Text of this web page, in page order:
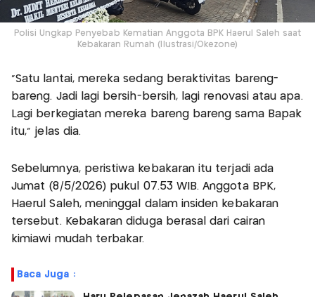
Polisi Ungkap Penyebab Kematian Anggota BPK Haerul Saleh saat
Kebakaran Rumah (Ilustrasi/Okezone)
"Satu lantai, mereka sedang beraktivitas bareng-
bareng. Jadi lagi bersih-bersih, lagi renovasi atau apa.
Lagi berkegiatan mereka bareng bareng sama Bapak
itu," jelas dia.
Sebelumnya, peristiwa kebakaran itu terjadi ada
Jumat (8/5/2026) pukul 07.53 WIB. Anggota BPK,
Haerul Saleh, meninggal dalam insiden kebakaran
tersebut. Kebakaran diduga berasal dari cairan
kimiawi mudah terbakar.
Baca Juga :